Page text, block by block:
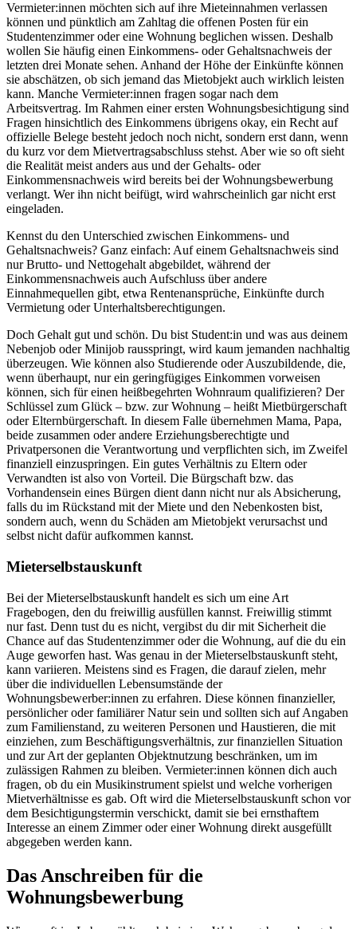
Vermieter:innen möchten sich auf ihre Mieteinnahmen verlassen
können und pünktlich am Zahltag die offenen Posten für ein
Studentenzimmer oder eine Wohnung beglichen wissen. Deshalb
wollen Sie häufig einen Einkommens- oder Gehaltsnachweis der
letzten drei Monate sehen. Anhand der Höhe der Einkünfte können
sie abschätzen, ob sich jemand das Mietobjekt auch wirklich leisten
kann. Manche Vermieter:innen fragen sogar nach dem
Arbeitsvertrag. Im Rahmen einer ersten Wohnungsbesichtigung sind
Fragen hinsichtlich des Einkommens übrigens okay, ein Recht auf
offizielle Belege besteht jedoch noch nicht, sondern erst dann, wenn
du kurz vor dem Mietvertragsabschluss stehst. Aber wie so oft sieht
die Realität meist anders aus und der Gehalts- oder
Einkommensnachweis wird bereits bei der Wohnungsbewerbung
verlangt. Wer ihn nicht beifügt, wird wahrscheinlich gar nicht erst
eingeladen.
Kennst du den Unterschied zwischen Einkommens- und
Gehaltsnachweis? Ganz einfach: Auf einem Gehaltsnachweis sind
nur Brutto- und Nettogehalt abgebildet, während der
Einkommensnachweis auch Aufschluss über andere
Einnahmequellen gibt, etwa Rentenansprüche, Einkünfte durch
Vermietung oder Unterhaltsberechtigungen.
Doch Gehalt gut und schön. Du bist Student:in und was aus deinem
Nebenjob oder Minijob rausspringt, wird kaum jemanden nachhaltig
überzeugen. Wie können also Studierende oder Auszubildende, die,
wenn überhaupt, nur ein geringfügiges Einkommen vorweisen
können, sich für einen heißbegehrten Wohnraum qualifizieren? Der
Schlüssel zum Glück – bzw. zur Wohnung – heißt Mietbürgerschaft
oder Elternbürgerschaft. In diesem Falle übernehmen Mama, Papa,
beide zusammen oder andere Erziehungsberechtigte und
Privatpersonen die Verantwortung und verpflichten sich, im Zweifel
finanziell einzuspringen. Ein gutes Verhältnis zu Eltern oder
Verwandten ist also von Vorteil. Die Bürgschaft bzw. das
Vorhandensein eines Bürgen dient dann nicht nur als Absicherung,
falls du im Rückstand mit der Miete und den Nebenkosten bist,
sondern auch, wenn du Schäden am Mietobjekt verursachst und
selbst nicht dafür aufkommen kannst.
Mieterselbstauskunft
Bei der Mieterselbstauskunft handelt es sich um eine Art
Fragebogen, den du freiwillig ausfüllen kannst. Freiwillig stimmt
nur fast. Denn tust du es nicht, vergibst du dir mit Sicherheit die
Chance auf das Studentenzimmer oder die Wohnung, auf die du ein
Auge geworfen hast. Was genau in der Mieterselbstauskunft steht,
kann variieren. Meistens sind es Fragen, die darauf zielen, mehr
über die individuellen Lebensumstände der
Wohnungsbewerber:innen zu erfahren. Diese können finanzieller,
persönlicher oder familiärer Natur sein und sollten sich auf Angaben
zum Familienstand, zu weiteren Personen und Haustieren, die mit
einziehen, zum Beschäftigungsverhältnis, zur finanziellen Situation
und zur Art der geplanten Objektnutzung beschränken, um im
zulässigen Rahmen zu bleiben. Vermieter:innen können dich auch
fragen, ob du ein Musikinstrument spielst und welche vorherigen
Mietverhältnisse es gab. Oft wird die Mieterselbstauskunft schon vor
dem Besichtigungstermin verschickt, damit sie bei ernsthaftem
Interesse an einem Zimmer oder einer Wohnung direkt ausgefüllt
abgegeben werden kann.
Das Anschreiben für die
Wohnungsbewerbung